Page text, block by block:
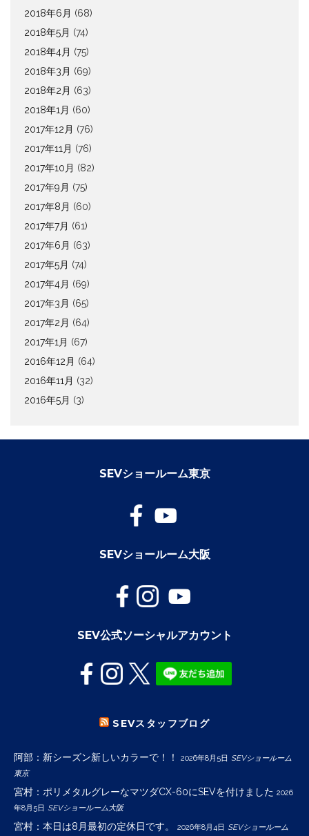
2018年6月 (68)
2018年5月 (74)
2018年4月 (75)
2018年3月 (69)
2018年2月 (63)
2018年1月 (60)
2017年12月 (76)
2017年11月 (76)
2017年10月 (82)
2017年9月 (75)
2017年8月 (60)
2017年7月 (61)
2017年6月 (63)
2017年5月 (74)
2017年4月 (69)
2017年3月 (65)
2017年2月 (64)
2017年1月 (67)
2016年12月 (64)
2016年11月 (32)
2016年5月 (3)
SEVショールーム東京
SEVショールーム大阪
SEV公式ソーシャルアカウント
SEVスタッフブログ
阿部：新シーズン新しいカラーで！！ 2026年8月5日 SEVショールーム
東京
宮村：ポリメタルグレーなマツダCX-60にSEVを付けました 2026
年8月5日 SEVショールーム大阪
宮村：本日は8月最初の定休日です。 2026年8月4日 SEVショールーム